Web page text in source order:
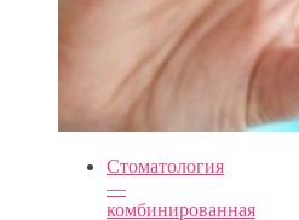
Стоматология
—
комбинированная